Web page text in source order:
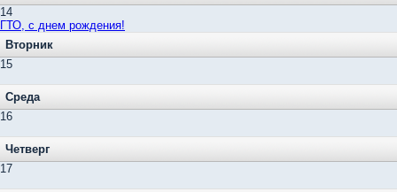
14
ГТО, c днем рождения!
Вторник
15
Среда
16
Четверг
17